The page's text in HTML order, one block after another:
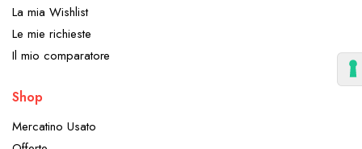
La mia Wishlist
Le mie richieste
Il mio comparatore
Shop
Mercatino Usato